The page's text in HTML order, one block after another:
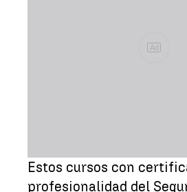
Ad
Estos cursos con
profesionalidad del